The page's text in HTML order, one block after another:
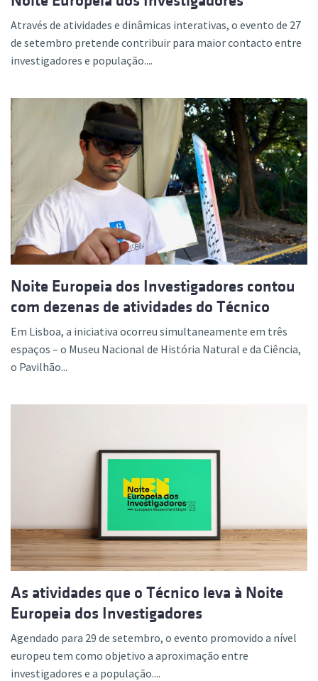
Através de atividades e dinâmicas interativas, o evento de 27
de setembro pretende contribuir para maior contacto entre
investigadores e população....
Noite Europeia dos Investigadores contou
com dezenas de atividades do Técnico
Em Lisboa, a iniciativa ocorreu simultaneamente em três
espaços – o Museu Nacional de História Natural e da Ciência,
o Pavilhão...
As atividades que o Técnico leva à Noite
Europeia dos Investigadores
Agendado para 29 de setembro, o evento promovido a nível
europeu tem como objetivo a aproximação entre
investigadores e a população....